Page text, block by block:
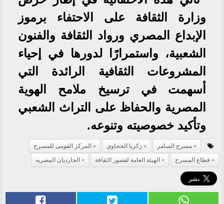
وزارة الثقافة على الاحتفاء برموز
الإبداع المصري ورواد الثقافة والفنون
الشعبية، واستمرارًا لدورها في إحياء
المشروعات الثقافية الرائدة التي
أسهمت في ترسيخ ملامح الهوية
المصرية والحفاظ على التراث الشعبي
وتأكيد خصوصيته وتنوعه.
مسرح السامر زكريا الحجاوي
المركز القومى للمسرح
قطاع المسرح
الهيئة العامة لقصور الثقافة الجارديان المصريه